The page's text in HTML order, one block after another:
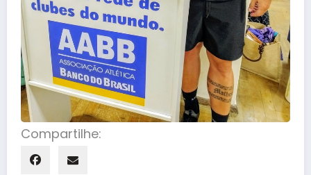
Compartilhe: